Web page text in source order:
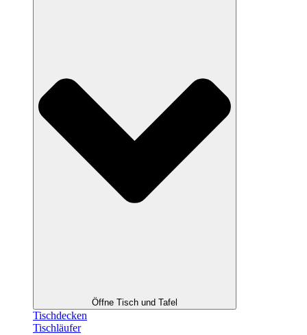
Öffne Tisch und Tafel
Tischdecken
Tischläufer